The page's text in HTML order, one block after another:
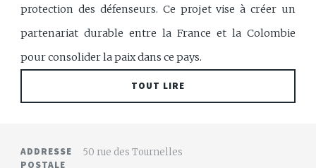
protection des défenseurs. Ce projet vise à créer un
partenariat durable entre la France et la Colombie
pour consolider la paix dans ce pays.
TOUT LIRE
ADDRESSE
POSTALE
50 rue des Tournelles